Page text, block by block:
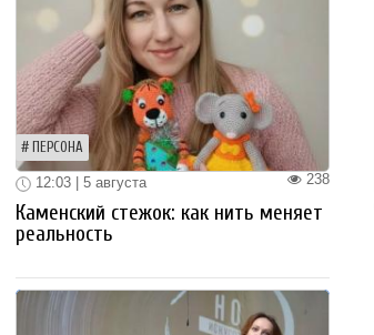
ПЕРСОНА
238
12:03 | 5 августа
Каменский стежок: как нить меняет
реальность